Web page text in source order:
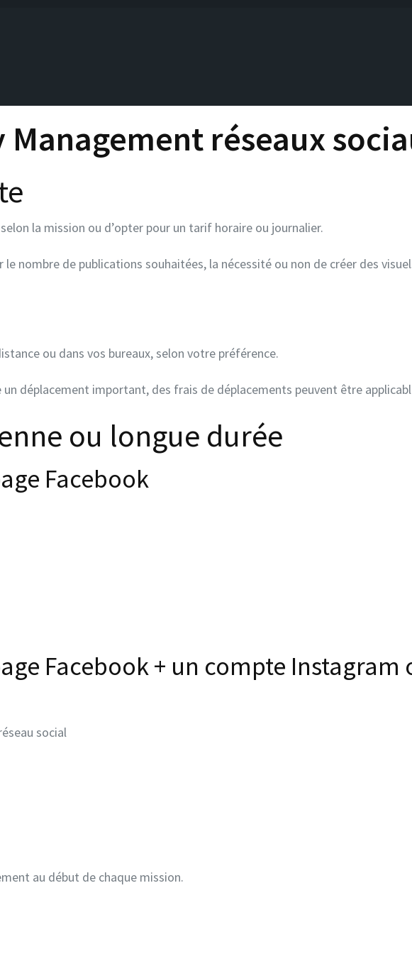
réseaux
la mission ou d’opter pour un tarif horaire ou journalier.
nombre de publications souhaitées, la nécessité ou non de créer des
ou dans vos bureaux, selon votre préférence.
un déplacement important, des frais de déplacements peuvent être
ou longue durée
Facebook
Facebook + un compte
social
au début de chaque mission.